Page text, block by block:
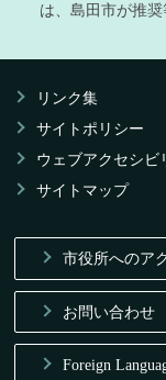
は、島田市が推奨
リンク集
サイトポリシー
ウェブアクセシビ
サイトマップ
市役所へのア
お問い合わせ
Foreign